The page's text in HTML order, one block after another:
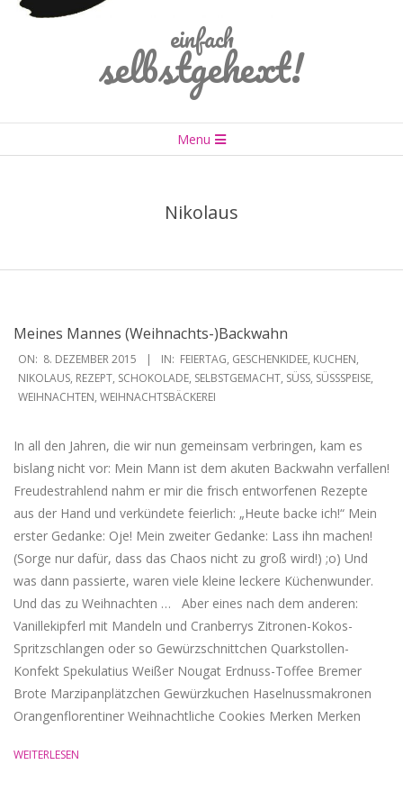
einfach
selbstgehext!
Navigation
Menu
Nikolaus
Meines Mannes (Weihnachts-)Backwahn
2015-
12-
08
ON: 8. DEZEMBER 2015 IN: FEIERTAG, GESCHENKIDEE, KUCHEN,
NIKOLAUS, REZEPT, SCHOKOLADE, SELBSTGEMACHT, SÜSS , SÜSSSPEISE ,
WEIHNACHTEN, WEIHNACHTSBÄCKEREI
In all den Jahren, die wir nun gemeinsam verbringen, kam es
bislang nicht vor: Mein Mann ist dem akuten Backwahn verfallen!
Freudestrahlend nahm er mir die frisch entworfenen Rezepte
aus der Hand und verkündete feierlich: „Heute backe ich!“ Mein
erster Gedanke: Oje! Mein zweiter Gedanke: Lass ihn machen!
(Sorge nur dafür, dass das Chaos nicht zu groß wird!) ;o) Und
was dann passierte, waren viele kleine leckere Küchenwunder.
Und das zu Weihnachten … Aber eines nach dem anderen:
Vanillekipferl mit Mandeln und Cranberrys Zitronen-Kokos-
Spritzschlangen oder so Gewürzschnittchen Quarkstollen-
Konfekt Spekulatius Weißer Nougat Erdnuss-Toffee Bremer
Brote Marzipanplätzchen Gewürzkuchen Haselnussmakronen
Orangenflorentiner Weihnachtliche Cookies Merken Merken
WEITERLESEN